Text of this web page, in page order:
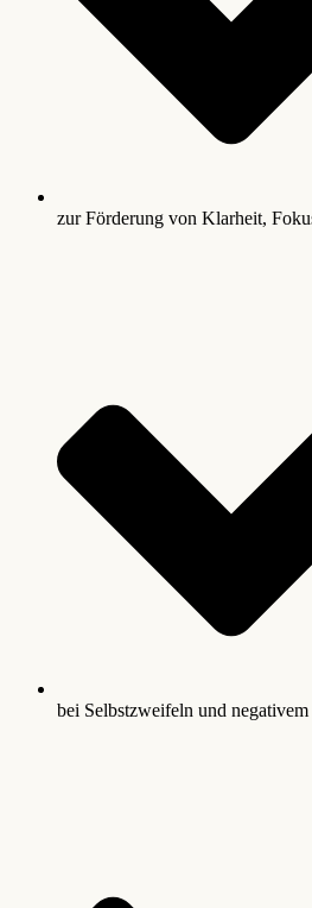
zur Förderung von Klarheit,
bei Selbstzweifeln und